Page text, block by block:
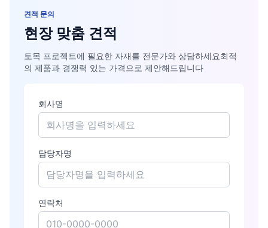
견적 문의
현장 맞춤 견적
토목 프로젝트에 필요한 자재를 전문가와 상담하세요최적
의 제품과 경쟁력 있는 가격으로 제안해드립니다
회사명
담당자명
연락처